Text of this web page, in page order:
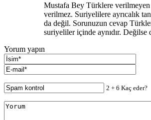
Mustafa Bey Türklere
verilmez. Suriyelilere ayrıcalık
da değil. Sorunuzun cevap
suriyeliler içinde aynıdır. Değilse
Yorum yapın
2 + 6 Kaç eder?